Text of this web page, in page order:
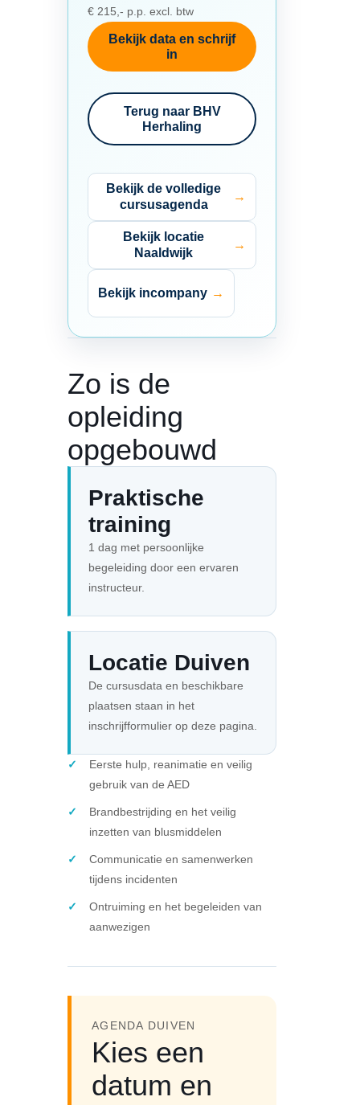
€ 215,- p.p. excl. btw
Bekijk data en schrijf
in
Terug naar BHV
Herhaling
Bekijk de volledige
cursusagenda
Bekijk locatie
Naaldwijk
Bekijk incompany
Zo is de
opleiding
opgebouwd
Praktische
training
1 dag met persoonlijke
begeleiding door een ervaren
instructeur.
Locatie Duiven
De cursusdata en beschikbare
plaatsen staan in het
inschrijfformulier op deze pagina.
Eerste hulp, reanimatie en veilig
gebruik van de AED
Brandbestrijding en het veilig
inzetten van blusmiddelen
Communicatie en samenwerken
tijdens incidenten
Ontruiming en het begeleiden van
aanwezigen
AGENDA DUIVEN
Kies een
datum en